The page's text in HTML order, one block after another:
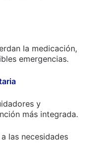
la medicación,
emergencias.
y
más integrada.
las necesidades